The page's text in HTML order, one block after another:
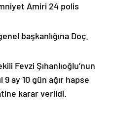
Amiri 24 polis
başkanlığına Doç.
Fevzi Şıhanlıoğlu’nun
ay 10 gün ağır hapse
karar verildi.